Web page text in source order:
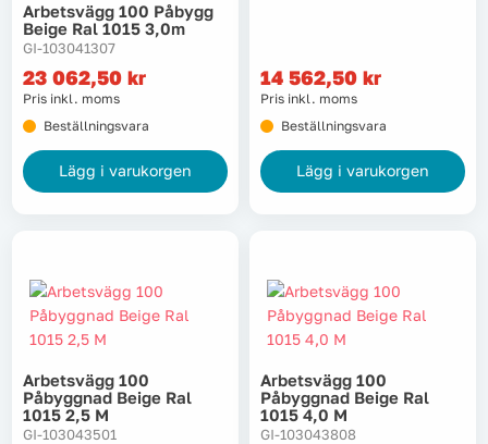
Arbetsvägg 100 Påbygg
Beige Ral 1015 3,0m
GI-103041307
23 062,50 kr
Pris inkl. moms
Beställningsvara
Lägg i varukorgen
14 562,50 kr
Pris inkl. moms
Beställningsvara
Lägg i varukorgen
Arbetsvägg 100
Påbyggnad Beige Ral
1015 2,5 M
GI-103043501
Arbetsvägg 100
Påbyggnad Beige Ral
1015 4,0 M
GI-103043808